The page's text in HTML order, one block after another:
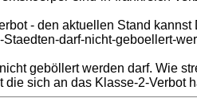
- den aktuellen Stand kannst
darf-nicht-geboellert-
geböllert werden darf. Wie
sich an das Klasse-2-Verbot